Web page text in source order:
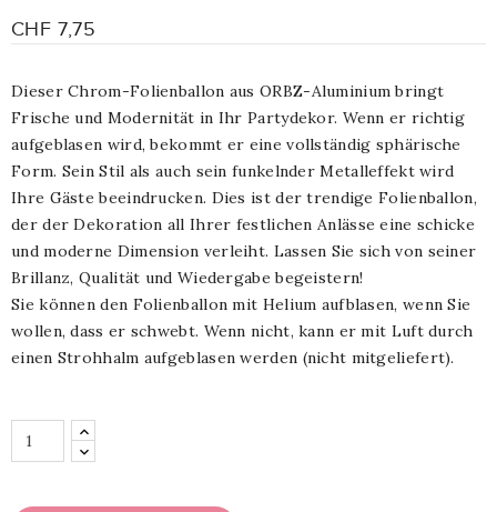
CHF 7,75
Dieser Chrom-Folienballon aus ORBZ-Aluminium bringt
Frische und Modernität in Ihr Partydekor. Wenn er richtig
aufgeblasen wird, bekommt er eine vollständig sphärische
Form. Sein Stil als auch sein funkelnder Metalleffekt wird
Ihre Gäste beeindrucken. Dies ist der trendige Folienballon,
der der Dekoration all Ihrer festlichen Anlässe eine schicke
und moderne Dimension verleiht. Lassen Sie sich von seiner
Brillanz, Qualität und Wiedergabe begeistern!
Sie können den Folienballon mit Helium aufblasen, wenn Sie
wollen, dass er schwebt. Wenn nicht, kann er mit Luft durch
einen Strohhalm aufgeblasen werden (nicht mitgeliefert).